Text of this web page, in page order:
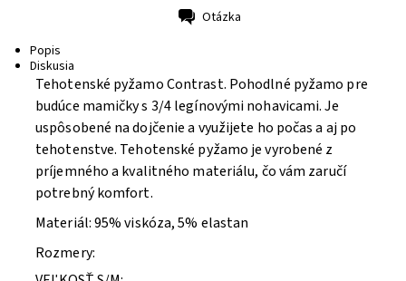
Otázka
Popis
Diskusia
Tehotenské pyžamo Contrast. Pohodlné pyžamo pre
budúce mamičky s 3/4 legínovými nohavicami. Je
uspôsobené na dojčenie a využijete ho počas a aj po
tehotenstve. Tehotenské pyžamo je vyrobené z
príjemného a kvalitného materiálu, čo vám zaručí
potrebný komfort.
Materiál: 95% viskóza, 5% elastan
Rozmery: